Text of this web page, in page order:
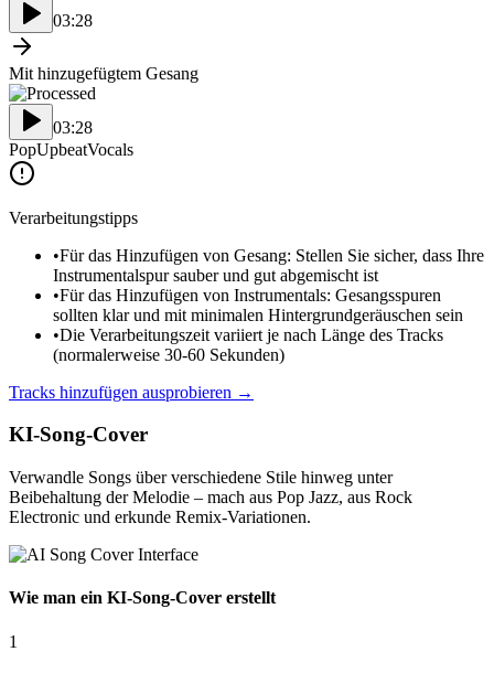
03:28
Mit hinzugefügtem Gesang
03:28
PopUpbeatVocals
Verarbeitungstipps
•Für das Hinzufügen von Gesang: Stellen Sie sicher, dass Ihre
Instrumentalspur sauber und gut abgemischt ist
•Für das Hinzufügen von Instrumentals: Gesangsspuren
sollten klar und mit minimalen Hintergrundgeräuschen sein
•Die Verarbeitungszeit variiert je nach Länge des Tracks
(normalerweise 30-60 Sekunden)
Tracks hinzufügen ausprobieren →
KI-Song-Cover
Verwandle Songs über verschiedene Stile hinweg unter
Beibehaltung der Melodie – mach aus Pop Jazz, aus Rock
Electronic und erkunde Remix-Variationen.
Wie man ein KI-Song-Cover erstellt
1